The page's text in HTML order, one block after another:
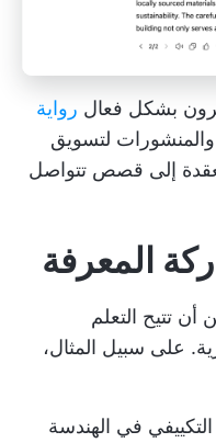
بشكل فعال رواية
والمنشورات لتسويق
إلى قصص تتواصل
أن تتيح التعلم
على سبيل المثال،
في الهندسة